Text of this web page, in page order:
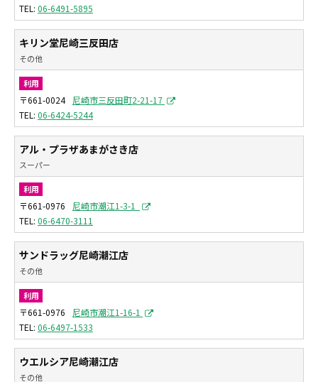
06-6491-5895
キリン堂尼崎三反田店
その他
利用
〒661-0024
尼崎市三反田町2-21-17
06-6424-5244
アル・プラザあまがさき店
スーパー
利用
〒661-0976
尼崎市潮江1-3-1
06-6470-3111
サンドラッグ尼崎潮江店
その他
利用
〒661-0976
尼崎市潮江1-16-1
06-6497-1533
ウエルシア尼崎潮江店
その他